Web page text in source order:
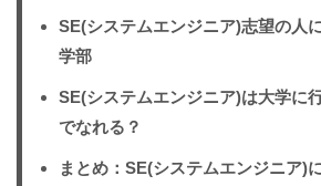
SE(システムエンジニア)志望の人
学部
SE(システムエンジニア)は大学に
でなれる？
まとめ：SE(システムエンジニア)